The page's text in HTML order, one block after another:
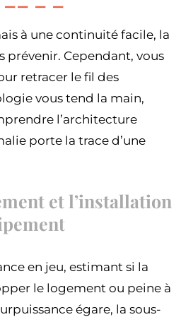
à une continuité facile, la
prévenir. Cependant, vous
retracer le fil des
vous tend la main,
l’architecture
porte la trace d’une
et l’installation
en jeu, estimant si la
le logement ou peine à
égare, la sous-